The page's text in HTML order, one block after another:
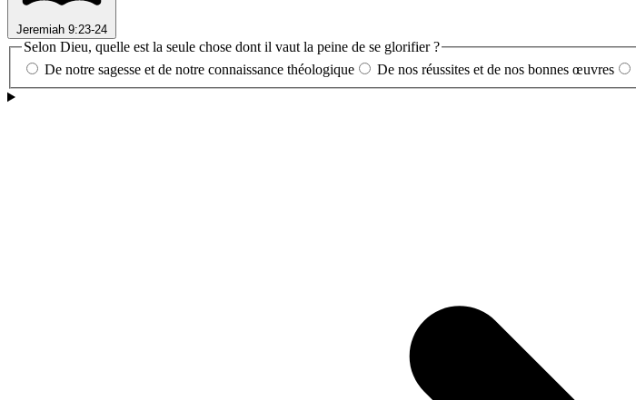
Jeremiah 9:23-24
Selon Dieu, quelle est la seule chose dont il vaut la peine de se glorifier ?
De notre sagesse et de notre connaissance théologique
De nos réussites et de nos bonnes œuvres